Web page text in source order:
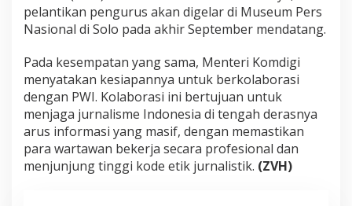
pelantikan pengurus akan digelar di Museum Pers
Nasional di Solo pada akhir September mendatang.
Pada kesempatan yang sama, Menteri Komdigi
menyatakan kesiapannya untuk berkolaborasi
dengan PWI. Kolaborasi ini bertujuan untuk
menjaga jurnalisme Indonesia di tengah derasnya
arus informasi yang masif, dengan memastikan
para wartawan bekerja secara profesional dan
menjunjung tinggi kode etik jurnalistik. (ZVH)